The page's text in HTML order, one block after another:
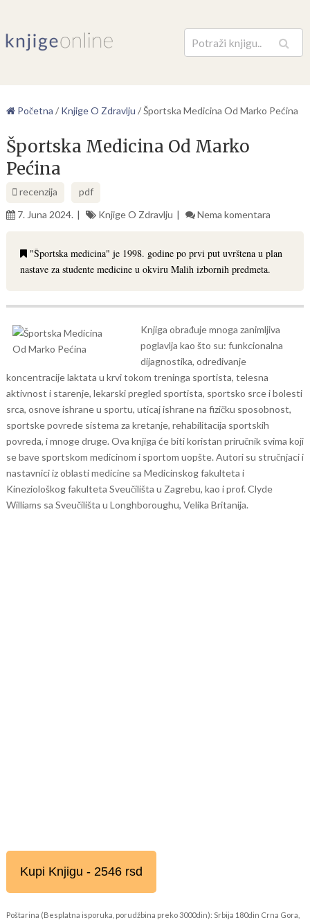
Pretraga
Početna / Knjige O Zdravlju /Športska Medicina Od Marko Pećina
Športska Medicina Od Marko
Pećina
recenzija
pdf
7. Juna 2024.
Knjige O Zdravlju Nema komentara
"Športska medicina" je 1998. godine po prvi put uvrštena u plan
nastave za studente medicine u okviru Malih izbornih predmeta.
Knjiga obrađuje mnoga zanimljiva
poglavlja kao što su: funkcionalna
dijagnostika, određivanje
koncentracije laktata u krvi tokom treninga sportista, telesna
aktivnost i starenje, lekarski pregled sportista, sportsko srce i bolesti
srca, osnove ishrane u sportu, uticaj ishrane na fizičku sposobnost,
sportske povrede sistema za kretanje, rehabilitacija sportskih
povreda, i mnoge druge. Ova knjiga će biti koristan priručnik svima koji
se bave sportskom medicinom i sportom uopšte. Autori su stručnjaci i
nastavnici iz oblasti medicine sa Medicinskog fakulteta i
Kineziološkog fakulteta Sveučilišta u Zagrebu, kao i prof. Clyde
Williams sa Sveučilišta u Longhboroughu, Velika Britanija.
Kupi Knjigu - 2546 rsd
Poštarina (Besplatna isporuka, porudžbina preko 3000din): Srbija 180din Crna Gora,